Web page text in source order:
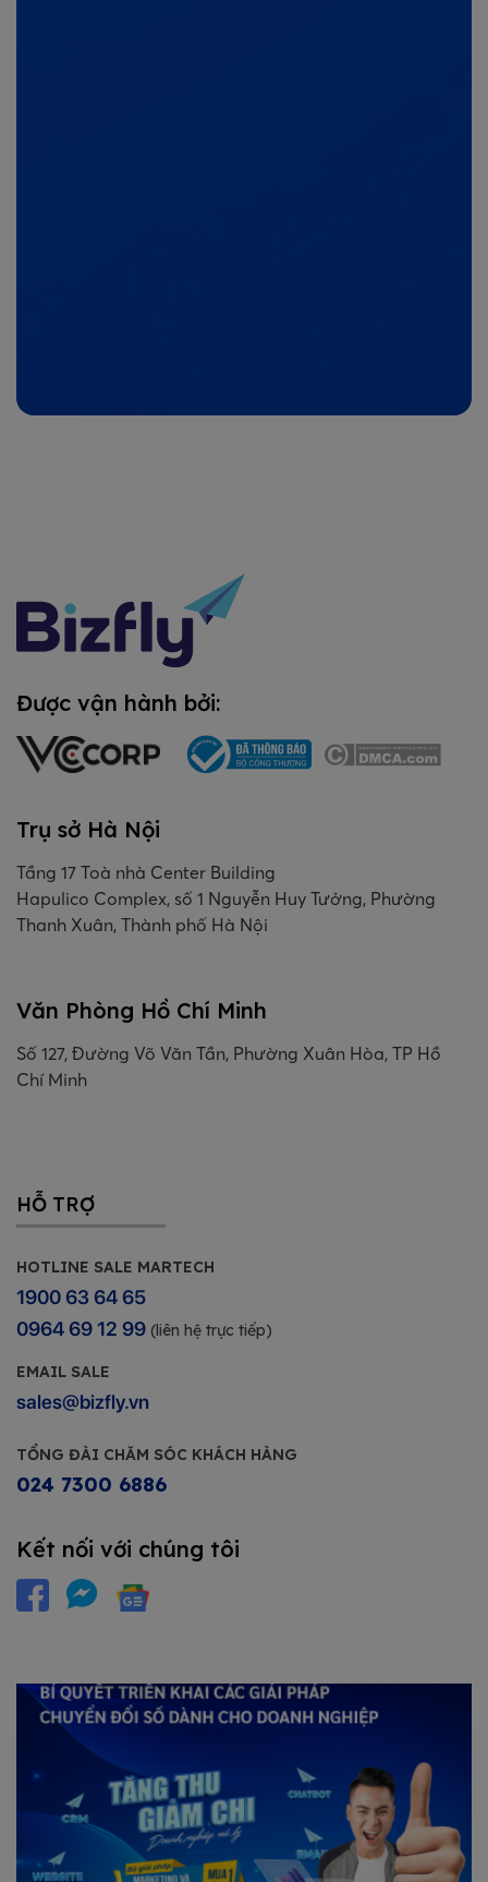
Được vận hành bởi:
Trụ sở Hà Nội
Tầng 17 Toà nhà Center Building
Hapulico Complex, số 1 Nguyễn Huy Tưởng, Phường
Thanh Xuân, Thành phố Hà Nội
Văn Phòng Hồ Chí Minh
Số 127, Đường Võ Văn Tần, Phường Xuân Hòa, TP Hồ
Chí Minh
HỖ TRỢ
HOTLINE SALE MARTECH
1900 63 64 65
0964 69 12 99 (liên hệ trực tiếp)
EMAIL SALE
sales@bizfly.vn
TỔNG ĐÀI CHĂM SÓC KHÁCH HÀNG
024 7300 6886
Kết nối với chúng tôi